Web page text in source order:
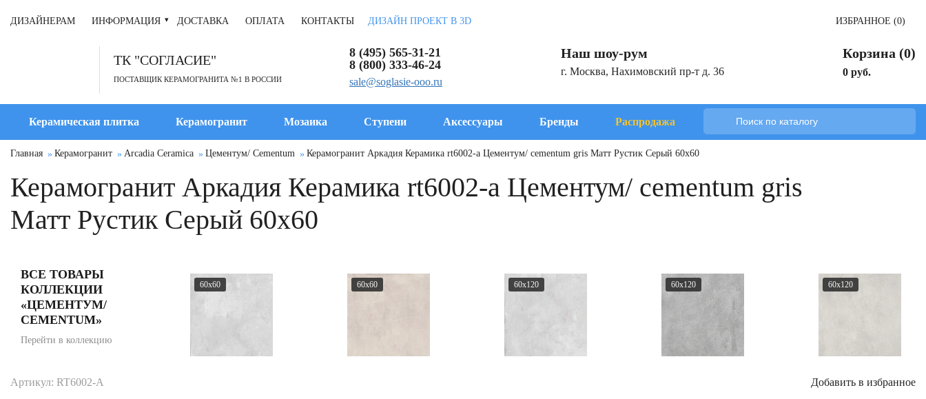
ДИЗАЙНЕРАМ ИНФОРМАЦИЯ ДОСТАВКА ОПЛАТА КОНТАКТЫ ДИЗАЙН ПРОЕКТ В 3D ИЗБРАННОЕ (0)
ТК "СОГЛАСИЕ"
ПОСТАВЩИК КЕРАМОГРАНИТА №1 В РОССИИ
8 (495) 565-31-21
8 (800) 333-46-24
sale@soglasie-ooo.ru
Наш шоу-рум
г. Москва, Нахимовский пр-т д. 36
Корзина (0)
0 руб.
Керамическая плитка Керамогранит Мозаика Ступени Аксессуары Бренды Распродажа
Главная Керамогранит Arcadia Ceramica Цементум/ Cementum Керамогранит Аркадия Керамика rt6002-a Цементум/ cementum gris Матт Рустик Серый 60x60
Керамогранит Аркадия Керамика rt6002-a Цементум/ cementum gris
Матт Рустик Серый 60x60
ВСЕ ТОВАРЫ
КОЛЛЕКЦИИ
«ЦЕМЕНТУМ/
CEMENTUM»
Перейти в коллекцию
60x60 60x60 60x120 60x120 60x120
Артикул: RT6002-A Добавить в избранное